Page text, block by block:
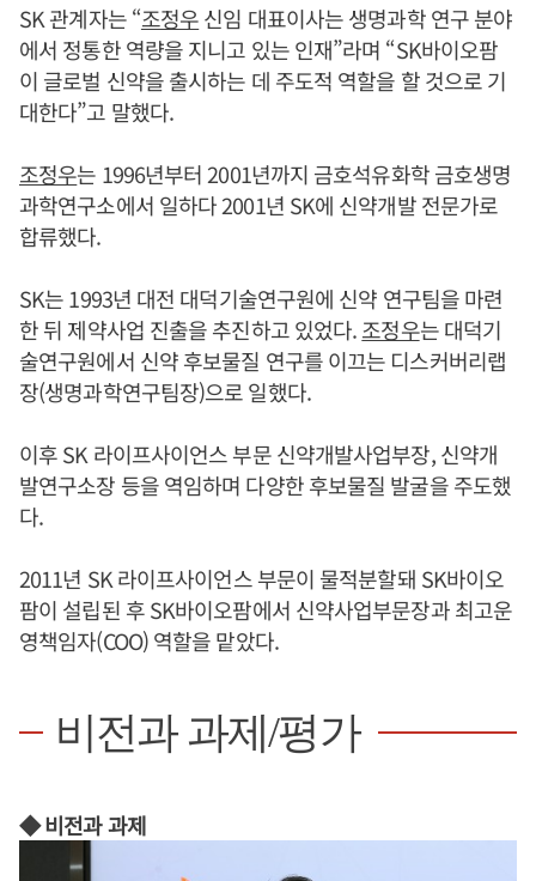
SK 관계자는 “조정우신임 대표이사는 생명과학 연구 분야
에서 정통한 역량을 지니고 있는 인재”라며 “SK바이오팜
이 글로벌 신약을 출시하는 데 주도적 역할을 할 것으로 기
대한다”고 말했다.
조정우는 1996년부터 2001년까지 금호석유화학 금호생명
과학연구소에서 일하다 2001년 SK에 신약개발 전문가로
합류했다.
SK는 1993년 대전 대덕기술연구원에 신약 연구팀을 마련
한 뒤 제약사업 진출을 추진하고 있었다.조정우는 대덕기
술연구원에서 신약 후보물질 연구를 이끄는 디스커버리랩
장(생명과학연구팀장)으로 일했다.
이후 SK 라이프사이언스 부문 신약개발사업부장, 신약개
발연구소장 등을 역임하며 다양한 후보물질 발굴을 주도했
다.
2011년 SK 라이프사이언스 부문이 물적분할돼 SK바이오
팜이 설립된 후 SK바이오팜에서 신약사업부문장과 최고운
영책임자(COO) 역할을 맡았다.
비전과 과제/평가
◆ 비전과 과제